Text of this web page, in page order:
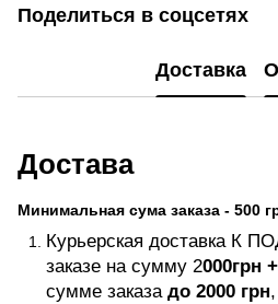
Поделиться в соцсетях
Доставка
Достава
Минимальная сума заказа - 500
Курьерская доставка К
заказе на сумму 2000грн +
сумме заказа до 2000 грн